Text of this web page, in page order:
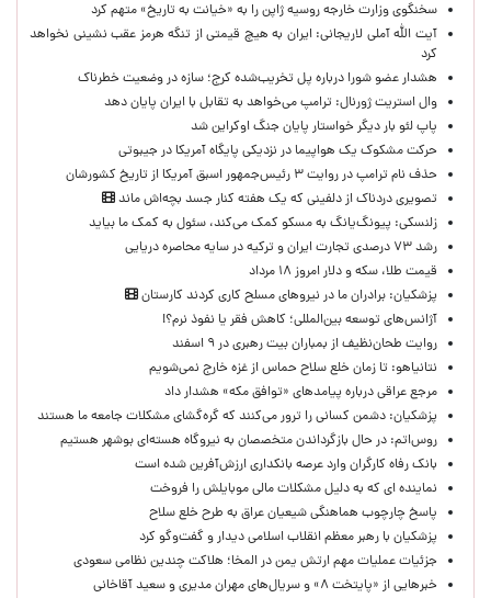
سخنگوی وزارت خارجه روسیه ژاپن را به «خیانت به تاریخ» متهم کرد
آیت الله آملی لاریجانی: ایران به هیچ قیمتی از تنگه هرمز عقب نشینی نخواهد
کرد
هشدار عضو شورا درباره پل تخریب‌شده کرج؛ سازه در وضعیت خطرناک
وال‌ استریت ژورنال: ترامپ می‌خواهد به تقابل با ایران پایان دهد
پاپ لئو بار دیگر خواستار پایان جنگ اوکراین شد
حرکت مشکوک یک هواپیما در نزدیکی پایگاه آمریکا در جیبوتی
حذف نام ترامپ در روایت ۳ رئیس‌جمهور اسبق آمریکا از تاریخ کشورشان
تصویری دردناک از دلفینی که یک هفته کنار جسد بچه‌اش ماند
زلنسکی: پیونگ‌یانگ به مسکو کمک می‌کند، سئول به کمک ما بیاید
رشد ۷۳ درصدی تجارت ایران و ترکیه در سایه محاصره دریایی
قیمت طلا، سکه و دلار امروز ۱۸ مرداد
پزشکیان: برادران ما در نیروهای مسلح کاری کردند کارستان
آژانس‌های توسعه بین‌المللی؛ کاهش فقر یا نفوذ نرم؟!
روایت طحان‌نظیف از بمباران بیت رهبری در ۹ اسفند
نتانیاهو: تا زمان خلع سلاح حماس از غزه خارج نمی‌شویم
مرجع عراقی درباره پیامدهای «توافق مکه» هشدار داد
پزشکیان: دشمن کسانی را ترور می‌کنند که گره‌گشای مشکلات جامعه ما هستند
روس‌اتم: در حال بازگرداندن متخصصان به نیروگاه هسته‌ای بوشهر هستیم
بانک رفاه کارگران وارد عرصه بانکداری ارزش‌آفرین شده است
نماینده ای که به دلیل مشکلات مالی موبایلش را فروخت
پاسخ چارچوب هماهنگی شیعیان عراق به طرح خلع سلاح
پزشکیان با رهبر معظم انقلاب اسلامی دیدار و گفت‌وگو کرد
جزئیات عملیات مهم ارتش یمن در المخا؛ هلاکت چندین نظامی سعودی
خبرهایی از «پایتخت ۸» و سریال‌های مهران مدیری و سعید آقاخانی